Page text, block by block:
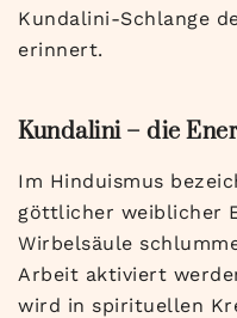
Kundalini-Schlange
erinnert.
Kundalini – die
Im Hinduismus
göttlicher weiblicher
Wirbelsäule
Arbeit aktiviert
wird in spirituellen